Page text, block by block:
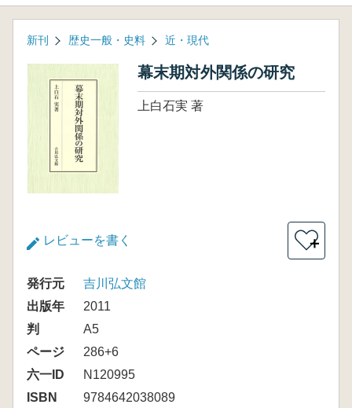
新刊 歴史一般・史料 近・現代
幕末期対外関係の研究
上白石実 著
レビューを書く ＋
発行元
吉川弘文館
出版年
2011
判
A5
ページ
286+6
六一ID
N120995
ISBN
9784642038089